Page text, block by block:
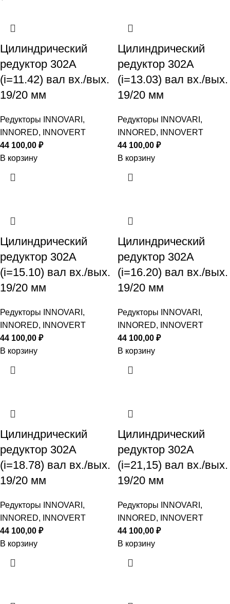
Цилиндрический
редуктор 302A
(i=11.42) вал вх./вых.
19/20 мм
Редукторы INNOVARI,
INNORED, INNOVERT
44 100,00 ₽
В корзину
Цилиндрический
редуктор 302A
(i=13.03) вал вх./вых.
19/20 мм
Редукторы INNOVARI,
INNORED, INNOVERT
44 100,00 ₽
В корзину
Цилиндрический
редуктор 302A
(i=15.10) вал вх./вых.
19/20 мм
Редукторы INNOVARI,
INNORED, INNOVERT
44 100,00 ₽
В корзину
Цилиндрический
редуктор 302A
(i=16.20) вал вх./вых.
19/20 мм
Редукторы INNOVARI,
INNORED, INNOVERT
44 100,00 ₽
В корзину
Цилиндрический
редуктор 302A
(i=18.78) вал вх./вых.
19/20 мм
Редукторы INNOVARI,
INNORED, INNOVERT
44 100,00 ₽
В корзину
Цилиндрический
редуктор 302A
(i=21,15) вал вх./вых.
19/20 мм
Редукторы INNOVARI,
INNORED, INNOVERT
44 100,00 ₽
В корзину